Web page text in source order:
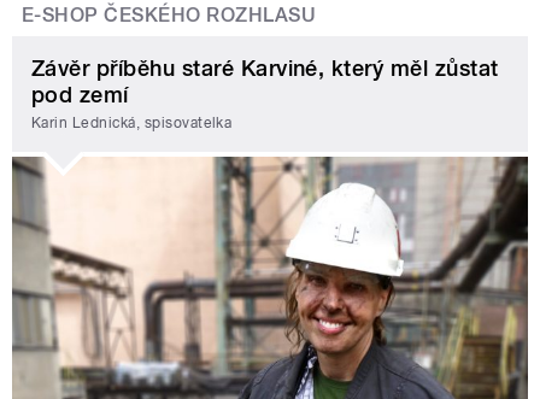
E-SHOP ČESKÉHO ROZHLASU
Závěr příběhu staré Karviné, který měl zůstat
pod zemí
Karin Lednická, spisovatelka